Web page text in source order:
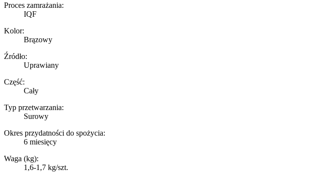
Proces zamrażania:
IQF
Kolor:
Brązowy
Źródło:
Uprawiany
Część:
Cały
Typ przetwarzania:
Surowy
Okres przydatności do spożycia:
6 miesięcy
Waga (kg):
1,6-1,7 kg/szt.